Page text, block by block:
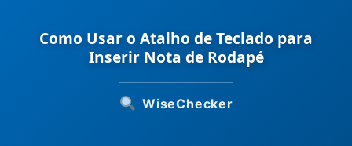
Como Usar o Atalho de Teclado para
Inserir Nota de Rodapé
WiseChecker